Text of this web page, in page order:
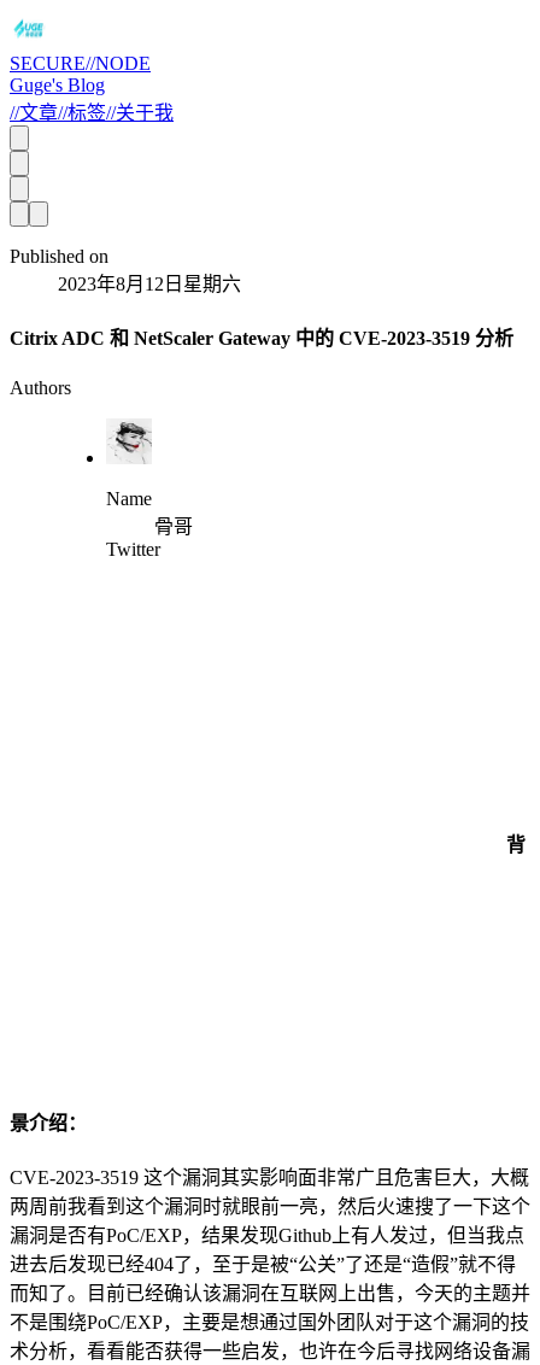
SECURE//NODE
Guge's Blog
//文章//标签//关于我
Published on
2023年8月12日星期六
Citrix ADC 和 NetScaler Gateway 中的 CVE-2023-3519 分析
Authors
Name
骨哥
Twitter
背
景介绍：
CVE-2023-3519 这个漏洞其实影响面非常广且危害巨大，大概
两周前我看到这个漏洞时就眼前一亮，然后火速搜了一下这个
漏洞是否有PoC/EXP，结果发现Github上有人发过，但当我点
进去后发现已经404了，至于是被“公关”了还是“造假”就不得
而知了。目前已经确认该漏洞在互联网上出售，今天的主题并
不是围绕PoC/EXP，主要是想通过国外团队对于这个漏洞的技
术分析，看看能否获得一些启发，也许在今后寻找网络设备漏